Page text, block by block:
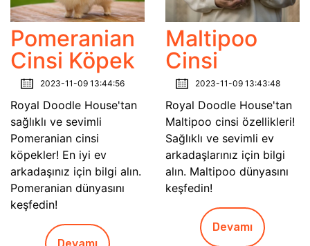
Pomeranian
Cinsi Köpek
2023-11-09 13:44:56
Royal Doodle House'tan
sağlıklı ve sevimli
Pomeranian cinsi
köpekler! En iyi ev
arkadaşınız için bilgi alın.
Pomeranian dünyasını
keşfedin!
Maltipoo
Cinsi
2023-11-09 13:43:48
Royal Doodle House'tan
Maltipoo cinsi özellikleri!
Sağlıklı ve sevimli ev
arkadaşlarınız için bilgi
alın. Maltipoo dünyasını
keşfedin!
Devamı